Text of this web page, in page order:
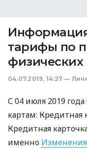
тарифы по
физических
04.07.2019, 14:27 —
С 04 июля 2019
картам: Кредитная
Кредитная
именно